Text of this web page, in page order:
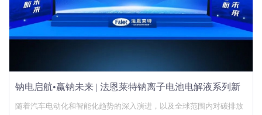
钠电启航•赢钠未来 | 法恩莱特钠离子电池电解液系列新
品亮相发布
随着汽车电动化和智能化趋势的深入演进，以及全球范围内对碳排放